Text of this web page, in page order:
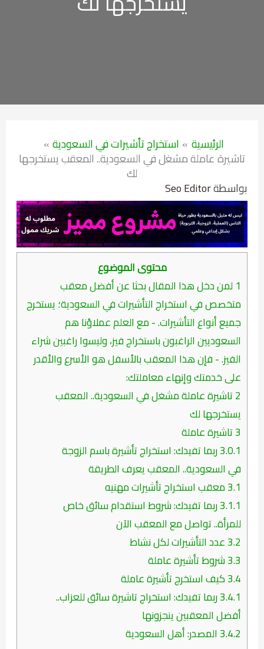
الرئيسية استخراج تأشيرات في السعودية
تاشيرة عاملة مشغل في السعودية.. المعقب يستخرجها
لك
بواسطةSeo Editor
محتوى الموضوع
1 لمن دخل هذا المقال بحثا عن أفضل معقب
متخصص في استخراج التأشيرات في السعودية؛ يستخرج
جميع أنواع التأشيرات. - مع العلم عملاؤنا هم
السعوديين الراغبون باستخراج فيز، وليسوا راغبين شراء
الفيز. - فإن هذا المعقب بالأسفل هو الأسرع والأقدر
على خدمتك وإنهاء معاملتك:
2تاشيرة عاملة مشغل في السعودية.. المعقب
يستخرجها لك
3تاشيرة عاملة
3.0.1ربما تفيدك: استخراج تأشيرة باسم الزوجة
في السعودية.. المعقب يعرف الطريقة
3.1معقب استخراج تأشيرات مهنيه
3.1.1ربما تفيدك: شروط استقدام سائق خاص
للمرأة.. تواصل مع المعقب الآن
3.2عدد التأشيرات لكل نشاط
3.3شروط تأشيرة عاملة
3.4كيف استخرج تأشيرة عاملة
3.4.1ربما تفيدك: استخراج تاشيرة سائق للعزاب..
أفضل المعقبين ينجزونها
3.4.2 المصدر: أهل السعودية